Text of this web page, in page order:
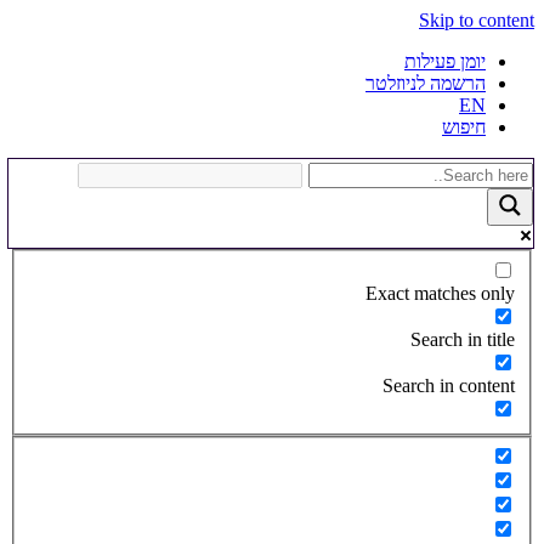
Skip to content
יומן פעילות
הרשמה לניוזלטר
EN
חיפוש
Exact matches only
Search in title
Search in content